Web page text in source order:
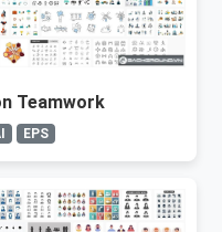
Teamwork
EPS